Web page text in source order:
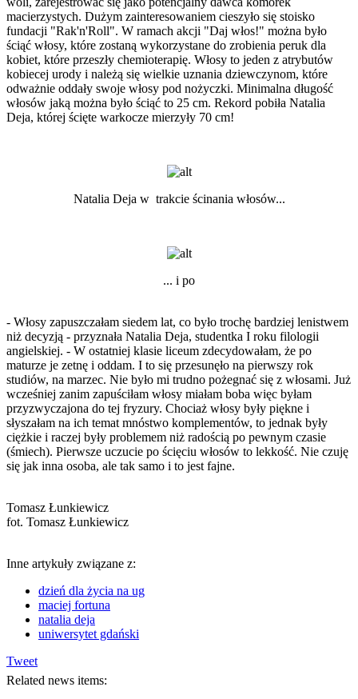
macierzystych. Dużym zainteresowaniem cieszyło się stoisko
fundacji "Rak'n'Roll". W ramach akcji "Daj włos!" można było
ściąć włosy, które zostaną wykorzystane do zrobienia peruk dla
kobiet, które przeszły chemioterapię. Włosy to jeden z atrybutów
kobiecej urody i należą się wielkie uznania dziewczynom, które
odważnie oddały swoje włosy pod nożyczki. Minimalna długość
włosów jaką można było ściąć to 25 cm. Rekord pobiła Natalia
Deja, której ścięte warkocze mierzyły 70 cm!
Natalia Deja w trakcie ścinania włosów...
... i po
- Włosy zapuszczałam siedem lat, co było trochę bardziej lenistwem
niż decyzją - przyznała Natalia Deja, studentka I roku filologii
angielskiej. - W ostatniej klasie liceum zdecydowałam, że po
maturze je zetnę i oddam. I to się przesunęło na pierwszy rok
studiów, na marzec. Nie było mi trudno pożegnać się z włosami. Już
wcześniej zanim zapuściłam włosy miałam boba więc byłam
przyzwyczajona do tej fryzury. Chociaż włosy były piękne i
słyszałam na ich temat mnóstwo komplementów, to jednak były
ciężkie i raczej były problemem niż radością po pewnym czasie
(śmiech). Pierwsze uczucie po ścięciu włosów to lekkość. Nie czuję
się jak inna osoba, ale tak samo i to jest fajne.
Tomasz Łunkiewicz
fot. Tomasz Łunkiewicz
Inne artykuły związane z:
dzień dla życia na ug
maciej fortuna
natalia deja
uniwersytet gdański
Tweet
Related news items: